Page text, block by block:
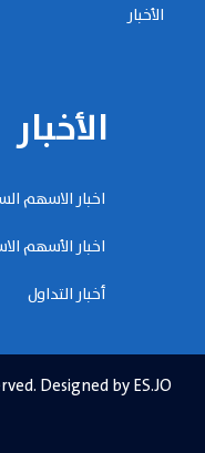
الأخبار
الأخبار
اخبار الاسهم
اخبار الأسهم
أخبار التداول
Designed by ES.JO